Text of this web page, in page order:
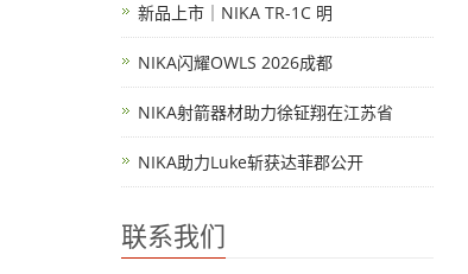
新品上市｜NIKA TR-1C 明
NIKA闪耀OWLS 2026成都
NIKA射箭器材助力徐钲翔在江苏省
NIKA助力Luke斩获达菲郡公开
联系我们